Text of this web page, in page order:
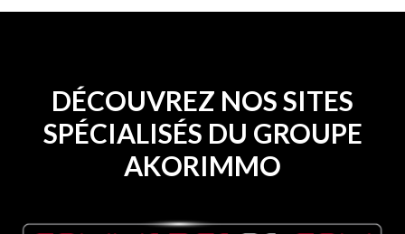
DÉCOUVREZ NOS SITES
SPÉCIALISÉS DU GROUPE
AKORIMMO